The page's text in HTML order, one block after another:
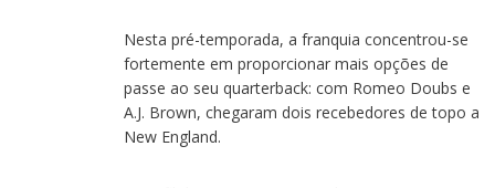
Nesta pré-temporada, a franquia concentrou-se
fortemente em proporcionar mais opções de
passe ao seu quarterback: com Romeo Doubs e
A.J. Brown, chegaram dois recebedores de topo a
New England.